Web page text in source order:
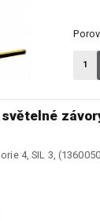
4, SIL 3,